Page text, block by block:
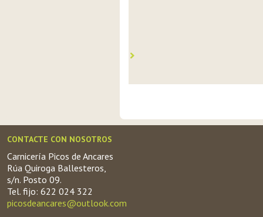
CONTACTE CON NOSOTROS
Carnicería Picos de Ancares
Rúa Quiroga Ballesteros,
s/n. Posto 09.
Tel. fijo: 622 024 322
picosdeancares@outlook.com